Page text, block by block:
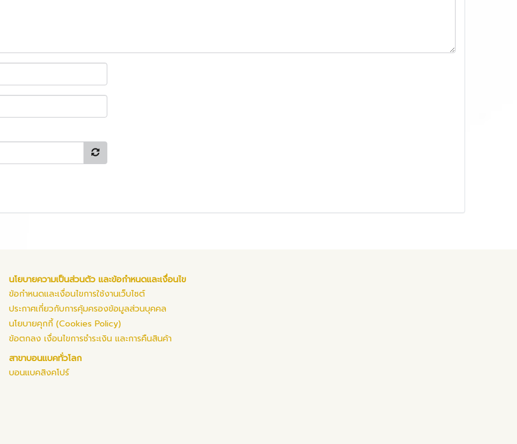
นโยบายความเป็นส่วนตัว และข้อกำหนดและเงื่อนไข
ข้อกำหนดและเงื่อนไขการใช้งานเว็บไซต์
ประกาศเกี่ยวกับการคุ้มครองข้อมูลส่วนบุคคล
นโยบายคุกกี้ (Cookies Policy)
ข้อตกลง เงื่อนไขการชำระเงิน และการคืนสินค้า
สาขาบอนแบคทั่วโลก
บอนแบคสิงคโปร์